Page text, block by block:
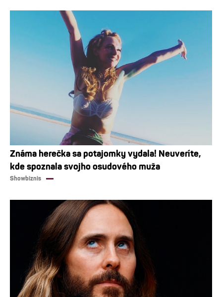
Známa herečka sa potajomky vydala! Neuveríte,
kde spoznala svojho osudového muža
Showbiznis